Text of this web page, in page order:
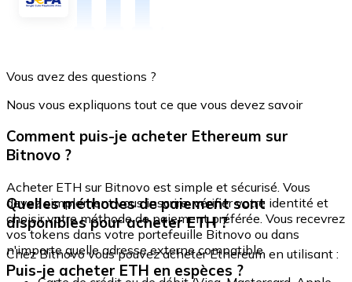
Vous avez des questions ?
Nous vous expliquons tout ce que vous devez savoir
Comment puis-je acheter Ethereum sur
Bitnovo ?
Acheter ETH sur Bitnovo est simple et sécurisé. Vous
devez simplement vous inscrire, vérifier votre identité et
choisir votre méthode de paiement préférée. Vous recevrez
vos tokens dans votre portefeuille Bitnovo ou dans
n'importe quelle adresse externe compatible.
Quelles méthodes de paiement sont
disponibles pour acheter ETH ?
Chez Bitnovo vous pouvez acheter Ethereum en utilisant :
Puis-je acheter ETH en espèces ?